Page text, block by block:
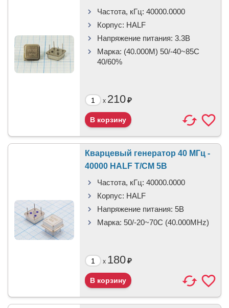
Частота, кГц: 40000.0000
Корпус: HALF
Напряжение питания: 3.3В
Марка: (40.000M) 50/-40~85C
40/60%
x 210₽
Кварцевый генератор 40 МГц -
40000 HALF T/CM 5В
Частота, кГц: 40000.0000
Корпус: HALF
Напряжение питания: 5В
Марка: 50/-20~70C (40.000MHz)
x 180₽